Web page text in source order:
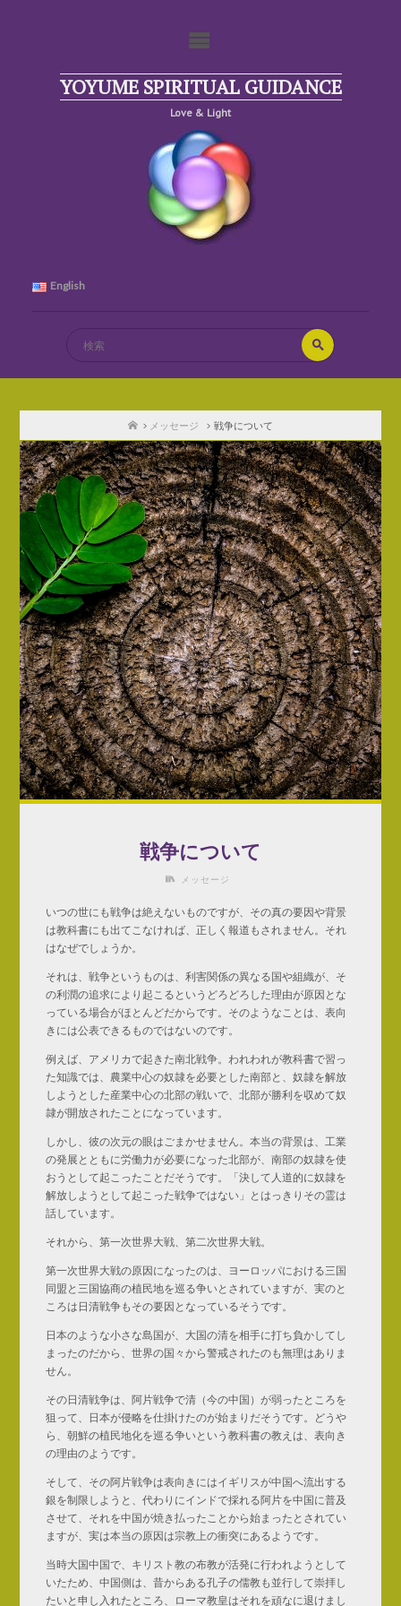
YOYUME SPIRITUAL GUIDANCE
Love & Light
English
検
索
ホ
ー
ム
メッセージ 戦争について
戦争について
メッセージ
いつの世にも戦争は絶えないものですが、その真の要因や背景
は教科書にも出てこなければ、正しく報道もされません。それ
はなぜでしょうか。
それは、戦争というものは、利害関係の異なる国や組織が、そ
の利潤の追求により起こるというどろどろした理由が原因とな
っている場合がほとんどだからです。そのようなことは、表向
きには公表できるものではないのです。
例えば、アメリカで起きた南北戦争。われわれが教科書で習っ
た知識では、農業中心の奴隷を必要とした南部と、奴隷を解放
しようとした産業中心の北部の戦いで、北部が勝利を収めて奴
隷が開放されたことになっています。
しかし、彼の次元の眼はごまかせません。本当の背景は、工業
の発展とともに労働力が必要になった北部が、南部の奴隷を使
おうとして起こったことだそうです。「決して人道的に奴隷を
解放しようとして起こった戦争ではない」とはっきりその霊は
話しています。
それから、第一次世界大戦、第二次世界大戦。
第一次世界大戦の原因になったのは、ヨーロッパにおける三国
同盟と三国協商の植民地を巡る争いとされていますが、実のと
ころは日清戦争もその要因となっているそうです。
日本のような小さな島国が、大国の清を相手に打ち負かしてし
まったのだから、世界の国々から警戒されたのも無理はありま
せん。
その日清戦争は、阿片戦争で清（今の中国）が弱ったところを
狙って、日本が侵略を仕掛けたのが始まりだそうです。どうや
ら、朝鮮の植民地化を巡る争いという教科書の教えは、表向き
の理由のようです。
そして、その阿片戦争は表向きにはイギリスが中国へ流出する
銀を制限しようと、代わりにインドで採れる阿片を中国に普及
させて、それを中国が焼き払ったことから始まったとされてい
ますが、実は本当の原因は宗教上の衝突にあるようです。
当時大国中国で、キリスト教の布教が活発に行われようとして
いたため、中国側は、昔からある孔子の儒教も並行して崇拝し
たいと申し入れたところ、ローマ教皇はそれを頑なに退けまし